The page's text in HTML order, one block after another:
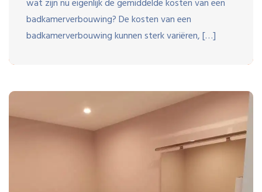
wat zijn nu eigenlijk de gemiddelde kosten van een
badkamerverbouwing? De kosten van een
badkamerverbouwing kunnen sterk variëren, […]